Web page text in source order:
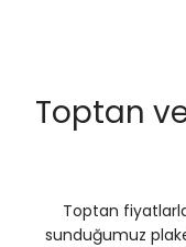
Toptan
Toptan
sunduğumuz